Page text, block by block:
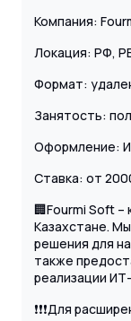
Компания:
Локация: РФ,
Формат:
Занятость:
Оформление:
Ставка: от
🏢Fourmi Soft –
Казахстане.
решения для
также
реализации
❗️❗️❗️Для